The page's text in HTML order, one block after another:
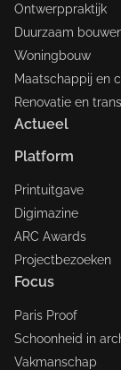
Ontwerppraktijk
Duurzaam
Woningbouw
Maatschappij en
Renovatie en
Actueel
Platform
Printuitgave
Digimazine
ARC Awards
Projectbezoeken
Focus
Paris Proof
Schoonheid in
Vakmanschap